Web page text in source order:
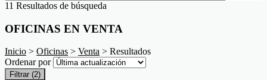
11 Resultados de búsqueda
OFICINAS EN VENTA
Inicio > Oficinas > Venta > Resultados
Ordenar por
Filtrar (2)